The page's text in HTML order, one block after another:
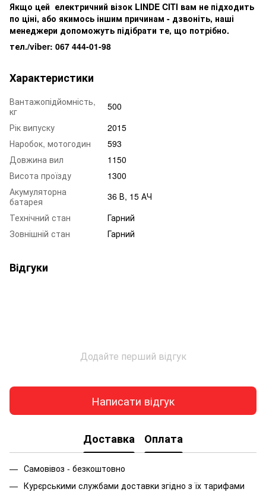
Якщо цей електричний візок LINDE CITI вам не підходить
по ціні, або якимось іншим причинам - дзвоніть, наші
менеджери допоможуть підібрати те, що потрібно.
тел./viber: 067 444-01-98
Характеристики
Вантажопідйомність,
кг
500
Рік випуску
2015
Наробок, мотогодин
593
Довжина вил
1150
Висота проїзду
1300
Акумуляторна
батарея
36 В, 15 АЧ
Технічний стан
Гарний
Зовнішній стан
Гарний
Відгуки
Додайте перший відгук
Написати відгук
Доставка Оплата
Самовівоз - безкоштовно
Курєрськими службами доставки згідно з їх тарифами